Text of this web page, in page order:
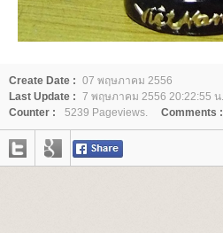
Create Date : 07 พฤษภาคม 2556
Last Update : 7 พฤษภาคม 2556 20:22:55 น.
Counter :
5239 Pageviews. Comments :